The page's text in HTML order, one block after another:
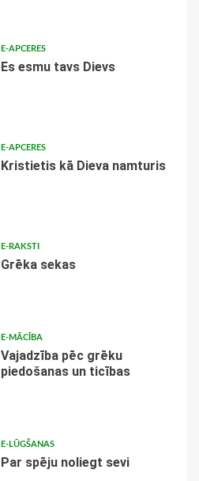
E-APCERES
Es esmu tavs Dievs
E-APCERES
Kristietis kā Dieva namturis
E-RAKSTI
Grēka sekas
E-MĀCĪBA
Vajadzība pēc grēku
piedošanas un ticības
E-LŪGŠANAS
Par spēju noliegt sevi